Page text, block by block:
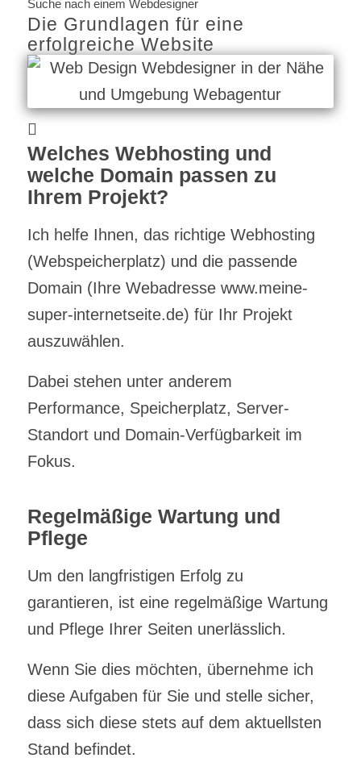
Suche nach einem Webdesigner
Die Grundlagen für eine
erfolgreiche Website
Welches Webhosting und
welche Domain passen zu
Ihrem Projekt?
Ich helfe Ihnen, das richtige Webhosting
(Webspeicherplatz) und die passende
Domain (Ihre Webadresse www.meine-
super-internetseite.de) für Ihr Projekt
auszuwählen.
Dabei stehen unter anderem
Performance, Speicherplatz, Server-
Standort und Domain-Verfügbarkeit im
Fokus.
Regelmäßige Wartung und
Pflege
Um den langfristigen Erfolg zu
garantieren, ist eine regelmäßige Wartung
und Pflege Ihrer Seiten unerlässlich.
Wenn Sie dies möchten, übernehme ich
diese Aufgaben für Sie und stelle sicher,
dass sich diese stets auf dem aktuellsten
Stand befindet.